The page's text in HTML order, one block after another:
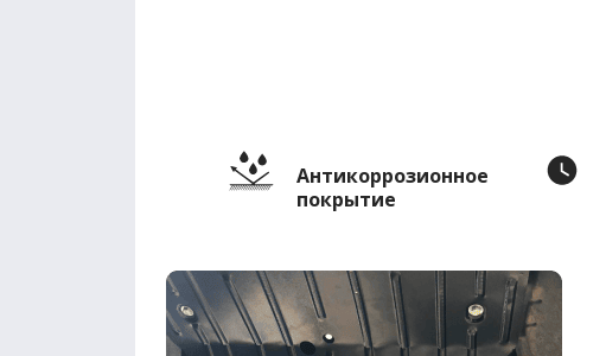
Антикоррозионное
покрытие